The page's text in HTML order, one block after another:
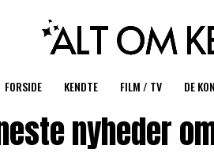
FORSIDE KENDTE FILM / TV DE
nyheder